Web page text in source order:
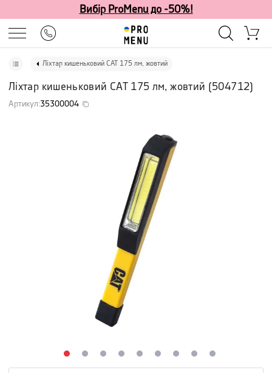
Вибір ProMenu до -50%!
Ліхтар кишеньковий CAT 175 лм, жовтий
Ліхтар кишеньковий CAT 175 лм, жовтий (504712)
Артикул:35300004